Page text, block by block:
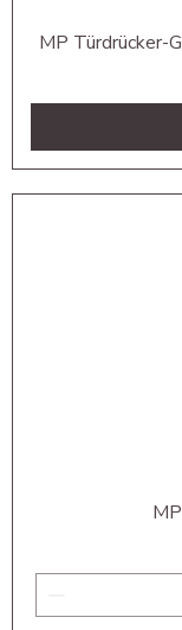
MP Türdrücker-